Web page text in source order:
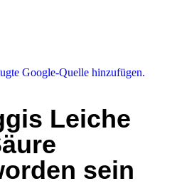
Google-Quelle hinzufügen.
Leiche
sein